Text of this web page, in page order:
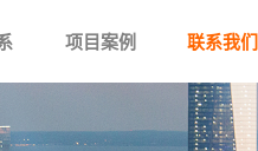
项目案例 联系我们